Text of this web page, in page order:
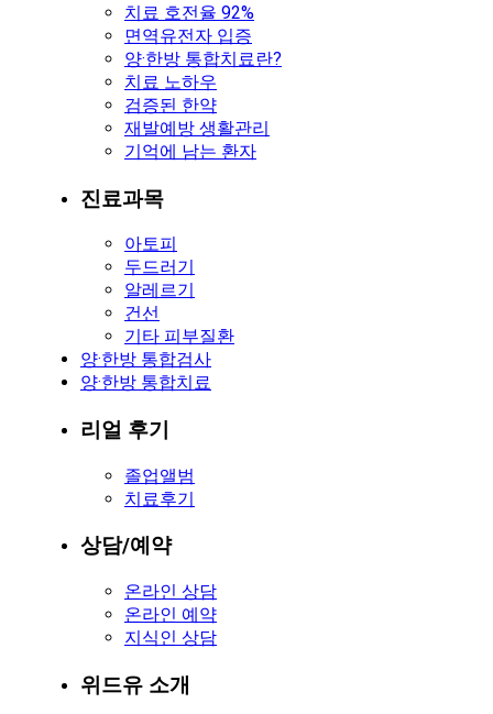
치료 호전율 92%
면역유전자 입증
양·한방 통합치료란?
치료 노하우
검증된 한약
재발예방 생활관리
기억에 남는 환자
진료과목
아토피
두드러기
알레르기
건선
기타 피부질환
양·한방 통합검사
양·한방 통합치료
리얼 후기
졸업앨범
치료후기
상담/예약
온라인 상담
온라인 예약
지식인 상담
위드유 소개